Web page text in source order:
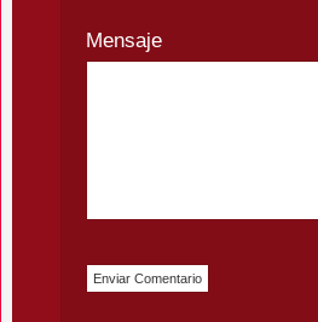
Mensaje